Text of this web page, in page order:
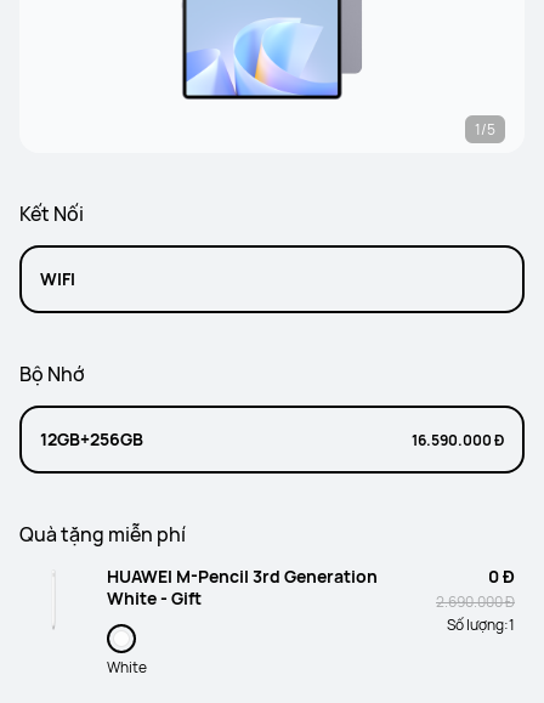
1/5
Kết Nối
WIFI
Bộ Nhớ
12GB+256GB 16.590.000 Đ
Quà tặng miễn phí
HUAWEI M-Pencil 3rd Generation
White - Gift
White
0 Đ
2.690.000 Đ
Số lượng:1